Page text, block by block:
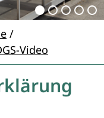
/
Video